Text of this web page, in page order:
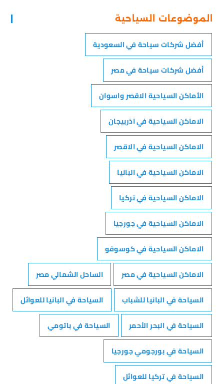
الموضوعات السياحية
أفضل شركات سياحة في السعودية
أفضل شركات سياحة في مصر
الأماكن السياحية الاقصر واسوان
الاماكن السياحية في اذربيجان
الاماكن السياحية في الاقصر
الاماكن السياحية في البانيا
الاماكن السياحية في تركيا
الاماكن السياحية في جورجيا
الاماكن السياحية في كوسوفو
الاماكن السياحية في مصر
الساحل الشمالي مصر
السياحة في البانيا للشباب
السياحة في البانيا للعوائل
السياحة في البحر الأحمر
السياحة في باتومي
السياحة في بورجومي جورجيا
السياحة في تركيا للعوائل